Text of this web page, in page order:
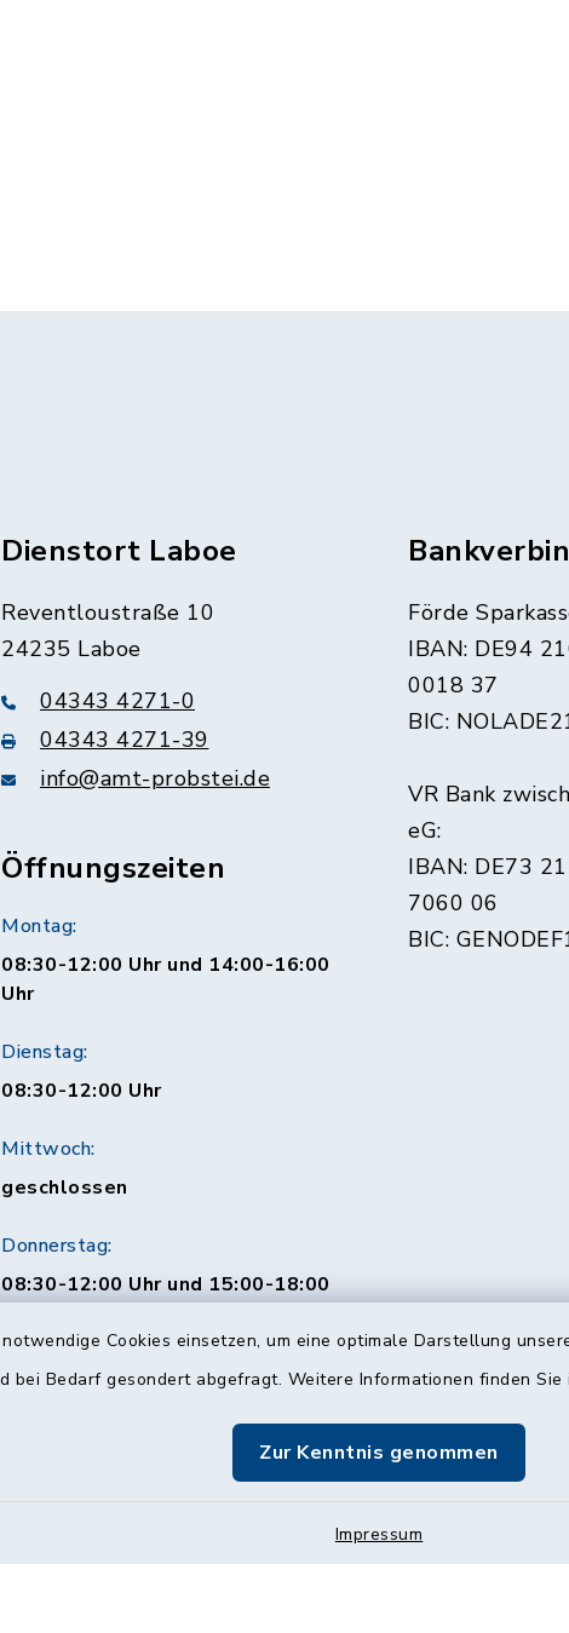
Cookies einsetzen, um eine optimale Darstellung
bei Bedarf gesondert abgefragt. Weitere Informationen finden Sie
Zur Kenntnis genommen
Impressum
Dienstort Laboe
Reventloustraße 10
24235 Laboe
04343 4271-0
04343 4271-39
info@amt-probstei.de
Öffnungszeiten
Montag:
08:30-12:00 Uhr und 14:00-16:00
Uhr
Dienstag:
08:30-12:00 Uhr
Mittwoch:
geschlossen
Donnerstag:
08:30-12:00 Uhr und 15:00-18:00
Freitag:
Förde
IBAN: DE94
0018 37
BIC:
VR Bank
eG:
IBAN: DE73
7060 06
BIC: